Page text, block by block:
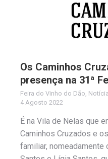
Os Caminhos
presença na 31ª
Feira do Vinho do Dão
4 Agosto 2022
É na Vila de Nelas que
Caminhos Cruzados e
familiar,